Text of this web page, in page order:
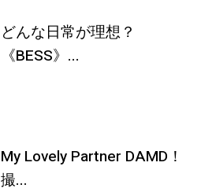
どんな日常が理想？
《BESS》...
My Lovely Partner DAMD！
撮...